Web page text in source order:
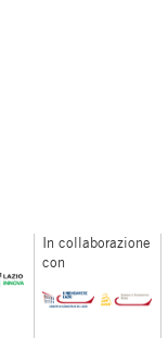
In collaborazione
con